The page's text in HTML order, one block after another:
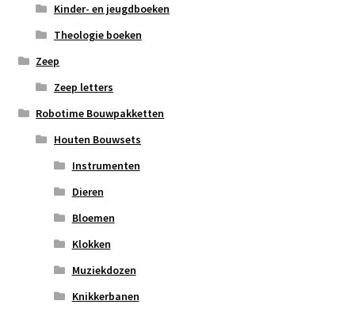
Kinder- en jeugdboeken
Theologie boeken
Zeep
Zeep letters
Robotime Bouwpakketten
Houten Bouwsets
Instrumenten
Dieren
Bloemen
Klokken
Muziekdozen
Knikkerbanen